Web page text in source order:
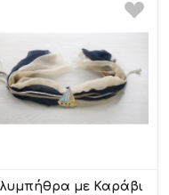
με Καράβι